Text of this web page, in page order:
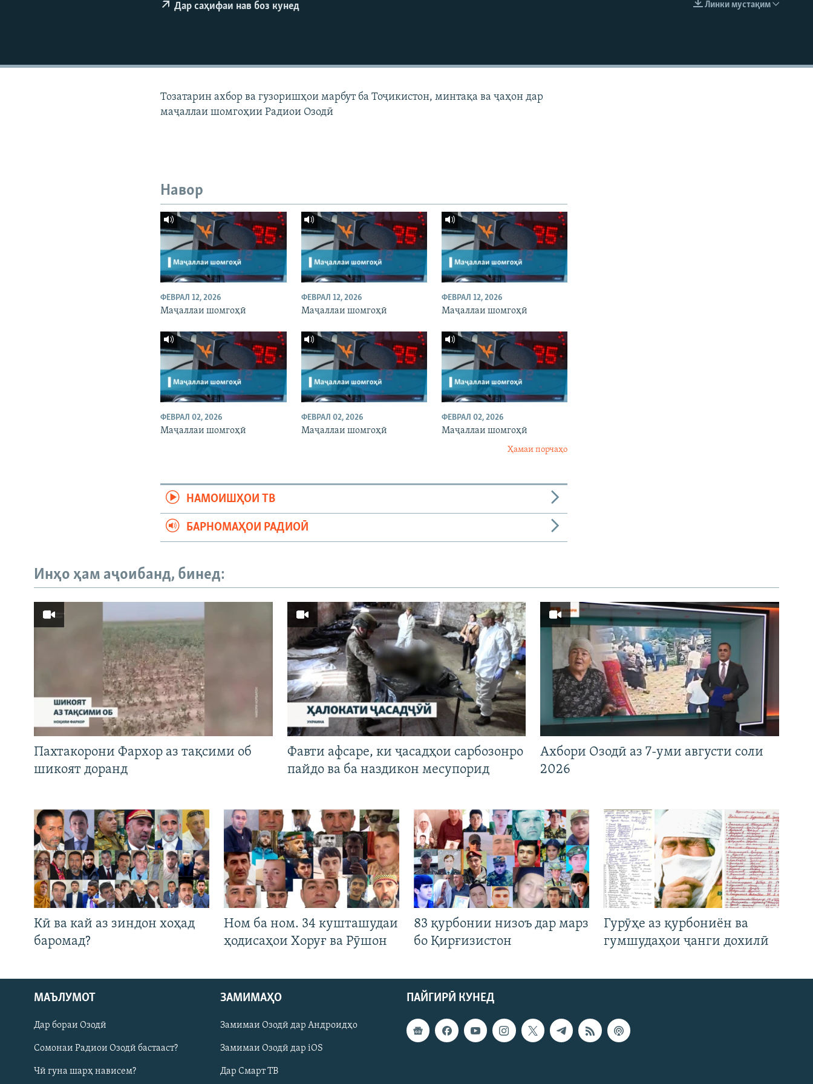
Русский
ПАЙГИРӢ КУНЕД
EMBED
Линки мустақим
Дар саҳифаи нав боз кунед
Тозатарин ахбор ва гузоришҳои марбут ба Тоҷикистон, минтақа ва ҷаҳон дар
маҷаллаи шомгоҳии Радиои Озодӣ
Навор
ФЕВРАЛ 12, 2026
Маҷаллаи шомгоҳӣ
ФЕВРАЛ 12, 2026
Маҷаллаи шомгоҳӣ
ФЕВРАЛ 12, 2026
Маҷаллаи шомгоҳӣ
ФЕВРАЛ 02, 2026
Маҷаллаи шомгоҳӣ
ФЕВРАЛ 02, 2026
Маҷаллаи шомгоҳӣ
ФЕВРАЛ 02, 2026
Маҷаллаи шомгоҳӣ
Ҳамаи порчаҳо
НАМОИШҲОИ ТВ
БАРНОМАҲОИ РАДИОӢ
Инҳо ҳам аҷоибанд, бинед:
Пахтакорони Фархор аз тақсими об
шикоят доранд
Фавти афсаре, ки ҷасадҳои сарбозонро
пайдо ва ба наздикон месупорид
Ахбори Озодӣ аз 7-уми августи соли
2026
Кӣ ва кай аз зиндон хоҳад
баромад?
Ном ба ном. 34 кушташудаи
ҳодисаҳои Хоруғ ва Рӯшон
83 қурбонии низоъ дар марз
бо Қирғизистон
Гурӯҳе аз қурбониён ва
гумшудаҳои ҷанги дохилӣ
ПАЙГИРӢ КУНЕД
МАЪЛУМОТ
Дар бораи Озодӣ
Сомонаи Радиои Озодӣ бастааст?
Чӣ гуна шарҳ нависем?
ЗАМИМАҲО
Замимаи Озодӣ дар Андроидҳо
Замимаи Озодӣ дар iOS
Дар Смарт ТВ